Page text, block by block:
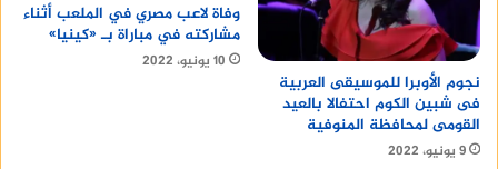
نجوم الأوبرا للموسيقى العربية
فى شبين الكوم احتفالا بالعيد
القومى لمحافظة المنوفية
9 يونيو، 2022
وفاة لاعب مصري في الملعب أثناء
مشاركته في مباراة بـ «كينيا»
10 يونيو، 2022